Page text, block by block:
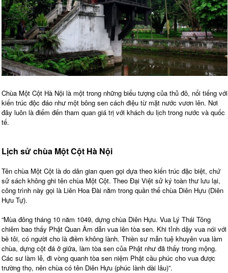
Chùa Một Cột Hà Nội là một trong những biểu tượng của thủ đô, nổi tiếng với
kiến trúc độc đáo như một bông sen cách điệu từ mặt nước vươn lên. Nơi
đây luôn là điểm đến tham quan giá trị với khách du lịch trong nước và quốc
tế.
Lịch sử chùa Một Cột Hà Nội
Tên chùa Một Cột là do dân gian quen gọi dựa theo kiến trúc đặc biệt, chứ
sử sách không ghi tên chùa Một Cột. Theo Đại Việt sử ký toàn thư lưu lại,
công trình này gọi là Liên Hoa Đài nằm trong quần thể chùa Diên Hựu (Diên
Hựu Tự).
“Mùa đông tháng 10 năm 1049, dựng chùa Diên Hựu. Vua Lý Thái Tông
chiêm bao thấy Phật Quan Âm dẫn vua lên tòa sen. Khi tỉnh dậy vua nói với
bề tôi, có người cho là điềm không lành. Thiền sư mẫn tuệ khuyên vua làm
chùa, dựng cột đá ở giữa, làm tòa sen của Phật như đã thấy trong mộng.
Các sư làm lễ, đi vòng quanh tòa sen niệm Phật cầu phúc cho vua được
trường thọ, nên chùa có tên Diên Hựu (phúc lành dài lâu)”.